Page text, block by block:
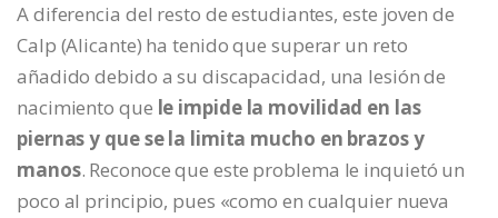
A diferencia del resto de estudiantes, este joven de
Calp (Alicante) ha tenido que superar un reto
añadido debido a su discapacidad, una lesión de
nacimiento que le impide la movilidad en las
piernas y que se la limita mucho en brazos y
manos. Reconoce que este problema le inquietó un
poco al principio, pues «como en cualquier nueva